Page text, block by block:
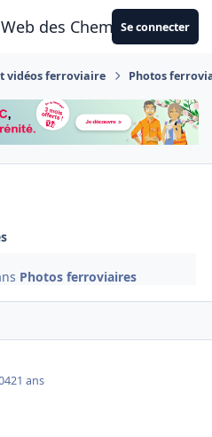
des CheminotsSe connecter
vidéos ferroviaire Photos
Photos ferroviaires
21 ans